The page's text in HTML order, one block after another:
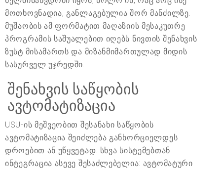
მოთხოვნადია, განლაგებულია შორ მანძილზე.
მუშაობის ამ ფორმატით მაღაზიის მესაკუთრე
პროგრამის საშუალებით იღებს ნივთის შენახვის
ზუსტ მისამართს და მიზანმიმართულად მიდის
სასურველ უჯრედში.
შენახვის საწყობის
ავტომატიზაცია
USU-ის მეშვეობით შესანახი საწყობის
ავტომატიზაცია შეიძლება განხორციელდეს
დროებით ან უწყვეტად. სხვა სისტემებთან
ინტეგრაცია ასევე შესაძლებელია: ავტომატური